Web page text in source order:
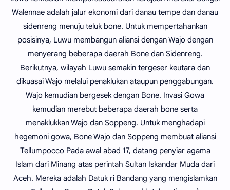
Walennae adalah jalur ekonomi dari danau tempe dan danau
sidenreng menuju teluk bone. Untuk mempertahankan
posisinya, Luwu membangun aliansi dengan Wajo dengan
menyerang beberapa daerah Bone dan Sidenreng.
Berikutnya, wilayah Luwu semakin tergeser keutara dan
dikuasai Wajo melalui penaklukan ataupun penggabungan.
Wajo kemudian bergesek dengan Bone. Invasi Gowa
kemudian merebut beberapa daerah bone serta
menaklukkan Wajo dan Soppeng. Untuk menghadapi
hegemoni gowa, Bone Wajo dan Soppeng membuat aliansi
Tellumpocco Pada awal abad 17, datang penyiar agama
Islam dari Minang atas perintah Sultan Iskandar Muda dari
Aceh. Mereka adalah Datuk ri Bandang yang mengislamkan